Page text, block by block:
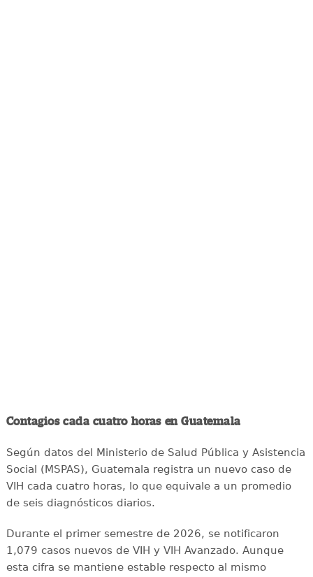
Contagios cada cuatro horas en Guatemala
Según datos del Ministerio de Salud Pública y Asistencia
Social (MSPAS), Guatemala registra un nuevo caso de
VIH cada cuatro horas, lo que equivale a un promedio
de seis diagnósticos diarios.
Durante el primer semestre de 2026, se notificaron
1,079 casos nuevos de VIH y VIH Avanzado. Aunque
esta cifra se mantiene estable respecto al mismo